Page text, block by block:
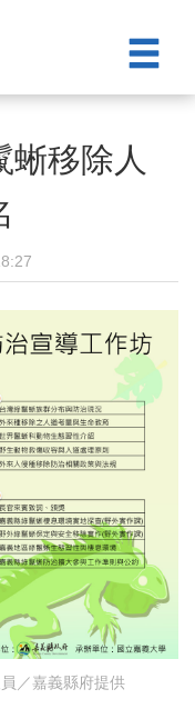
蜥移除人
／嘉義縣府提供